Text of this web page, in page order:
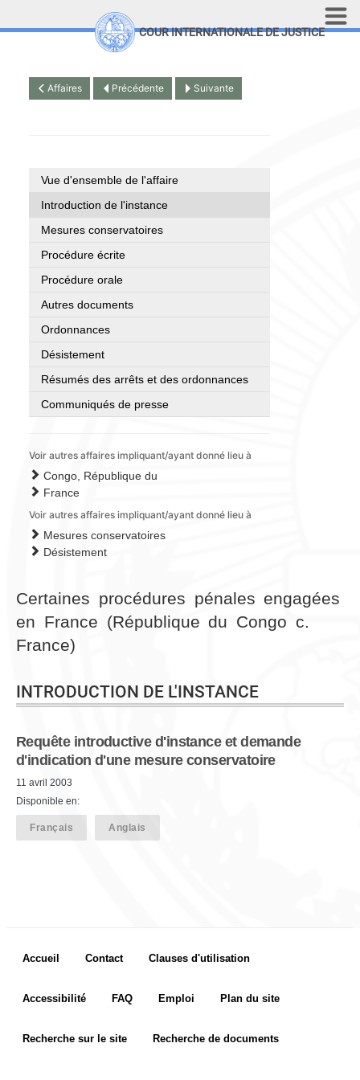
Aller au contenu principal
COUR INTERNATIONALE DE JUSTICE
Certaines procédures pénales engagées
en France (République du Congo c.
France)
INTRODUCTION DE L'INSTANCE
Requête introductive d'instance et demande
d'indication d'une mesure conservatoire
11 avril 2003
Disponible en:
Français Anglais
Affaires Précédente Suivante
Vue d'ensemble de l'affaire
Introduction de l'instance
Mesures conservatoires
Procédure écrite
Procédure orale
Autres documents
Ordonnances
Désistement
Résumés des arrêts et des ordonnances
Communiqués de presse
Voir autres affaires impliquant/ayant donné lieu à
Congo, République du
France
Voir autres affaires impliquant/ayant donné lieu à
Mesures conservatoires
Désistement
Top Menu
Recherche sur le site
Footer menu
Accueil Contact Clauses d'utilisation
Accessibilité FAQ Emploi Plan du site
Recherche sur le site Recherche de documents